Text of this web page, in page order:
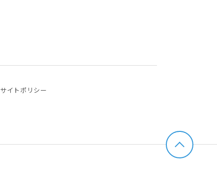
サイトポリシー